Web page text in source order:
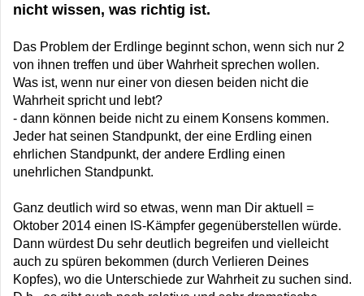
nicht wissen, was richtig ist.
Das Problem der Erdlinge beginnt schon, wenn sich nur 2
von ihnen treffen und über Wahrheit sprechen wollen.
Was ist, wenn nur einer von diesen beiden nicht die
Wahrheit spricht und lebt?
- dann können beide nicht zu einem Konsens kommen.
Jeder hat seinen Standpunkt, der eine Erdling einen
ehrlichen Standpunkt, der andere Erdling einen
unehrlichen Standpunkt.
Ganz deutlich wird so etwas, wenn man Dir aktuell =
Oktober 2014 einen IS-Kämpfer gegenüberstellen würde.
Dann würdest Du sehr deutlich begreifen und vielleicht
auch zu spüren bekommen (durch Verlieren Deines
Kopfes), wo die Unterschiede zur Wahrheit zu suchen sind.